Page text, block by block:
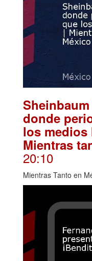
donde
los medios
Mientras
20:10
Mientras Tanto en